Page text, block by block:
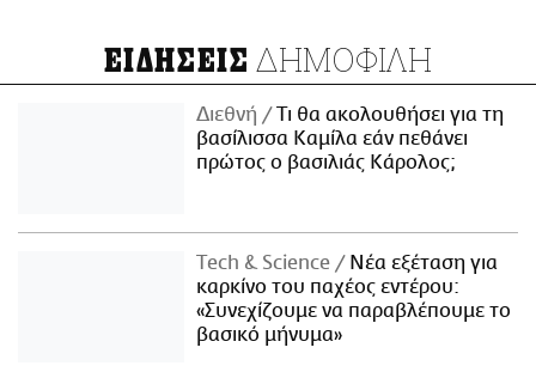
ΕΙΔΗΣΕΙΣ ΔΗΜΟΦΙΛΗ
Διεθνή
Τι θα ακολουθήσει για τη
βασίλισσα Καμίλα εάν πεθάνει
πρώτος ο βασιλιάς Κάρολος;
Τech & Science
Νέα εξέταση για
καρκίνο του παχέος εντέρου:
«Συνεχίζουμε να παραβλέπουμε το
βασικό μήνυμα»